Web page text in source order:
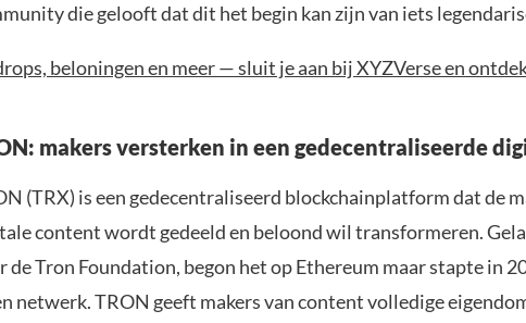
die gelooft dat dit het begin kan zijn van iets
beloningen en meer — sluit je aan bij XYZVerse en
makers versterken in een gedecentraliseerde
(TRX) is een gedecentraliseerd blockchainplatform dat de
content wordt gedeeld en beloond wil transformeren.
de Tron Foundation, begon het op Ethereum maar stapte in
netwerk. TRON geeft makers van content volledige